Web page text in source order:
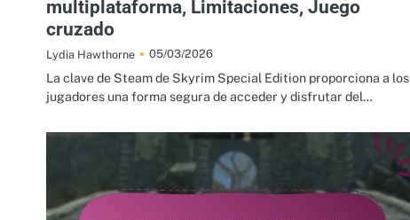
multiplataforma, Limitaciones, Juego
cruzado
Lydia Hawthorne 05/03/2026
La clave de Steam de Skyrim Special Edition proporciona a los
jugadores una forma segura de acceder y disfrutar del…